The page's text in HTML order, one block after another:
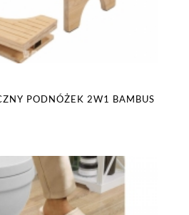
PODNÓŻEK 2W1 BAMBUS